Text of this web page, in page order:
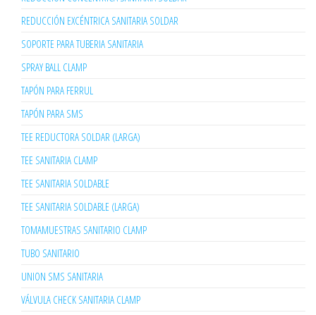
REDUCCIÓN EXCÉNTRICA SANITARIA SOLDAR
SOPORTE PARA TUBERIA SANITARIA
SPRAY BALL CLAMP
TAPÓN PARA FERRUL
TAPÓN PARA SMS
TEE REDUCTORA SOLDAR (LARGA)
TEE SANITARIA CLAMP
TEE SANITARIA SOLDABLE
TEE SANITARIA SOLDABLE (LARGA)
TOMAMUESTRAS SANITARIO CLAMP
TUBO SANITARIO
UNION SMS SANITARIA
VÁLVULA CHECK SANITARIA CLAMP